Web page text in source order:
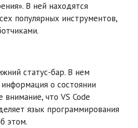
В ней находятся
популярных инструментов,
статус-бар. В нем
о состоянии
что VS Code
язык программирования
этом.